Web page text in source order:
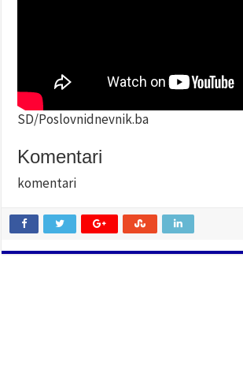
SD/Poslovnidnevnik.ba
Komentari
komentari